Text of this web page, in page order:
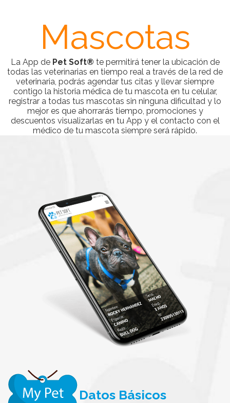
Mascotas
La App de Pet Soft® te permitirá tener la ubicación de
todas las veterinarias en tiempo real a través de la red de
veterinaria, podrás agendar tus citas y llevar siempre
contigo la historia médica de tu mascota en tu celular,
registrar a todas tus mascotas sin ninguna dificultad y lo
mejor es que ahorrarás tiempo, promociones y
descuentos visualizarlas en tu App y el contacto con el
médico de tu mascota siempre será rápido.
Datos Básicos